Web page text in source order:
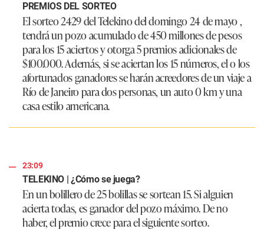
PREMIOS DEL SORTEO
El sorteo 2429 del Telekino del domingo 24 de mayo ,
tendrá un pozo acumulado de 450 millones de pesos
para los 15 aciertos y otorga 5 premios adicionales de
$100.000. Además, si se aciertan los 15 números, el o los
afortunados ganadores se harán acreedores de un viaje a
Río de Janeiro para dos personas, un auto 0 km y una
casa estilo americana.
23:09
TELEKINO | ¿Cómo se juega?
En un bolillero de 25 bolillas se sortean 15. Si alguien
acierta todas, es ganador del pozo máximo. De no
haber, el premio crece para el siguiente sorteo.